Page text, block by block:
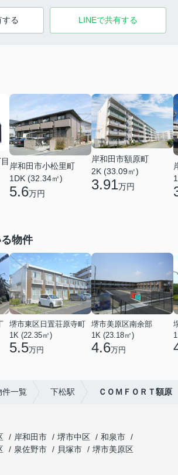
する LINEで共有する
岸和田市小松里町
1DK (32.34㎡)
5.6万円
岸和田市額原町
2K (33.09㎡)
3.91万円
物件
堺市東区日置荘原寺町
1K (22.35㎡)
5.5万円
堺市美原区南余部
1K (23.18㎡)
4.6万円
件一覧 下松駅 ＣＯＭＦＯＲＴ額原
岸和田市 堺市中区
和泉市
泉佐野市 貝塚市
堺市美原区